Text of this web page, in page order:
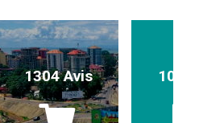
1304 Avis 1017